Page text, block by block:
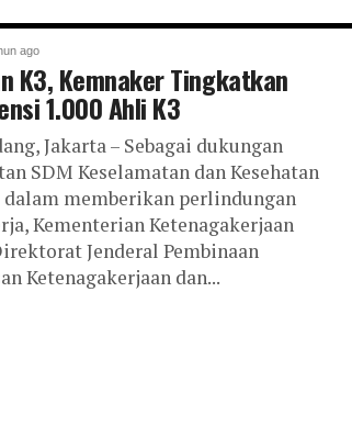
ago
K3, Kemnaker Tingkatkan
1.000 Ahli K3
Jakarta – Sebagai dukungan
SDM Keselamatan dan Kesehatan
dalam memberikan perlindungan
Kementerian Ketenagakerjaan
Jenderal Pembinaan
Ketenagakerjaan dan...